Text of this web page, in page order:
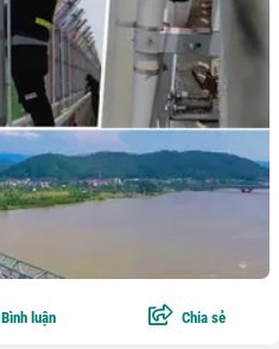
Bình luận Chia sẻ